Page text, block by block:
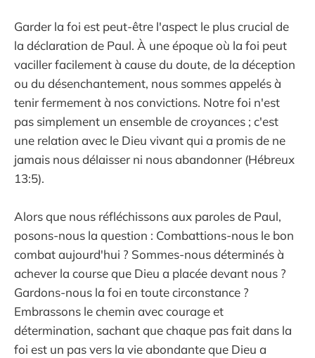
Garder la foi est peut-être l'aspect le plus crucial de
la déclaration de Paul. À une époque où la foi peut
vaciller facilement à cause du doute, de la déception
ou du désenchantement, nous sommes appelés à
tenir fermement à nos convictions. Notre foi n'est
pas simplement un ensemble de croyances ; c'est
une relation avec le Dieu vivant qui a promis de ne
jamais nous délaisser ni nous abandonner (Hébreux
13:5).
Alors que nous réfléchissons aux paroles de Paul,
posons-nous la question : Combattions-nous le bon
combat aujourd'hui ? Sommes-nous déterminés à
achever la course que Dieu a placée devant nous ?
Gardons-nous la foi en toute circonstance ?
Embrassons le chemin avec courage et
détermination, sachant que chaque pas fait dans la
foi est un pas vers la vie abondante que Dieu a